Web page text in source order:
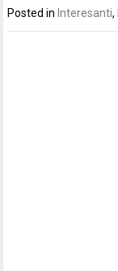
Posted in Interesanti,